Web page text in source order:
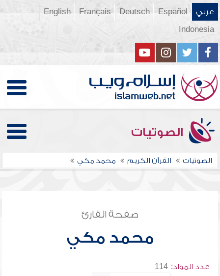
عربي Español
Deutsch
Français
English
Indonesia
الصوتيات
الصوتيات القرآن الكريم محمد مكي
صفحة القارئ
محمد مكي
عدد المواد: 114